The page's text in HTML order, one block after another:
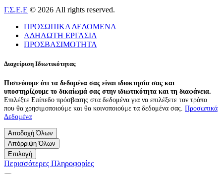
Γ.Σ.Ε.Ε © 2026 All rights reserved.
ΠΡΟΣΩΠΙΚΑ ΔΕΔΟΜΕΝΑ
ΑΔΗΛΩΤΗ ΕΡΓΑΣΙΑ
ΠΡΟΣΒΑΣΙΜΟΤΗΤΑ
Διαχείριση Ιδιωτικότητας
Πιστεύουμε ότι τα δεδομένα σας είναι ιδιοκτησία σας και
υποστηρίζουμε το δικαίωμά σας στην ιδιωτικότητα και τη διαφάνεια.
Επιλέξτε Επίπεδο πρόσβασης στα δεδομένα για να επιλέξετε τον τρόπο
που θα χρησιμοποιούμε και θα κοινοποιούμε τα δεδομένα σας. Προσωπικά
Δεδομένα
Αποδοχή Όλων
Απόρριψη Όλων
Επιλογή
Περισσότερες Πληροφορίες